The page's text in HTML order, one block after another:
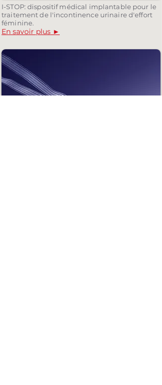
I-STOP: dispositif médical implantable pour le
traitement de l'incontinence urinaire d'effort
féminine.
En savoir plus ►